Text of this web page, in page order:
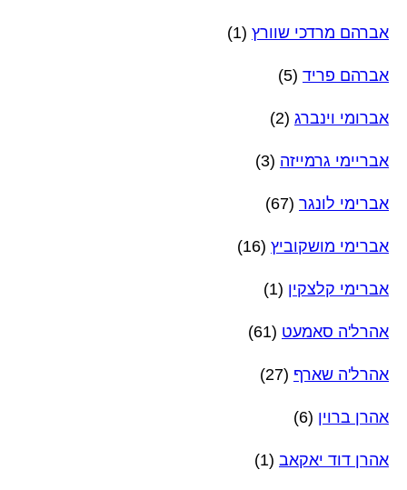
אברהם מרדכי שוורץ (1)
אברהם פריד (5)
אברומי וינברג (2)
אבריימי גרמייזה (3)
אברימי לונגר (67)
אברימי מושקוביץ (16)
אברימי קלצקין (1)
אהרל'ה סאמעט (61)
אהרל'ה שארף (27)
אהרן ברוין (6)
אהרן דוד יאקאב (1)